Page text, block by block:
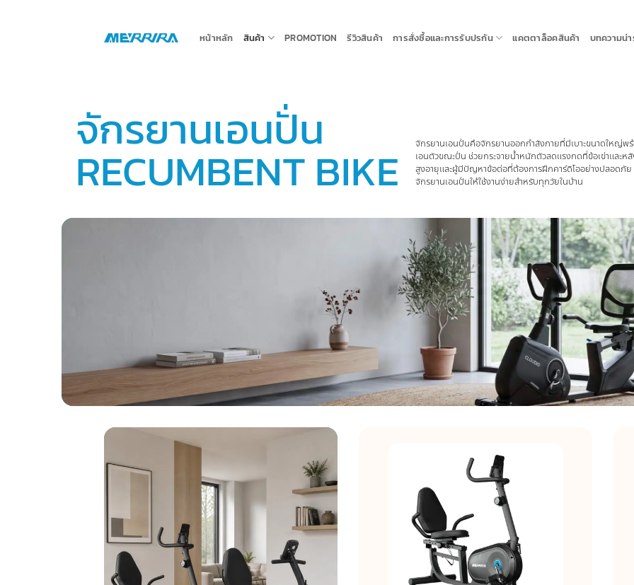
หน้าหลัก สินค้า PROMOTION รีวิวสินค้า การสั่งซื้อและการรับปรกัน แคตตาล็อคสินค้า บทความน่
จักรยานเอนปั่น
RECUMBENT BIKE
จักรยานเอนปั่นคือจักรยานออกกำลังกายที่มีเบาะขนาดใหญ่
เอนตัวขณะปั่น ช่วยกระจายน้ำหนักตัวลดแรงกดที่ข้อเข่าและหลั
สูงอายุและผู้มีปัญหาข้อต่อที่ต้องการฝึกคาร์ดิโออย่างปลอดภัย
จักรยานเอนปั่นให้ใช้งานง่ายสำหรับทุกวัยในบ้าน